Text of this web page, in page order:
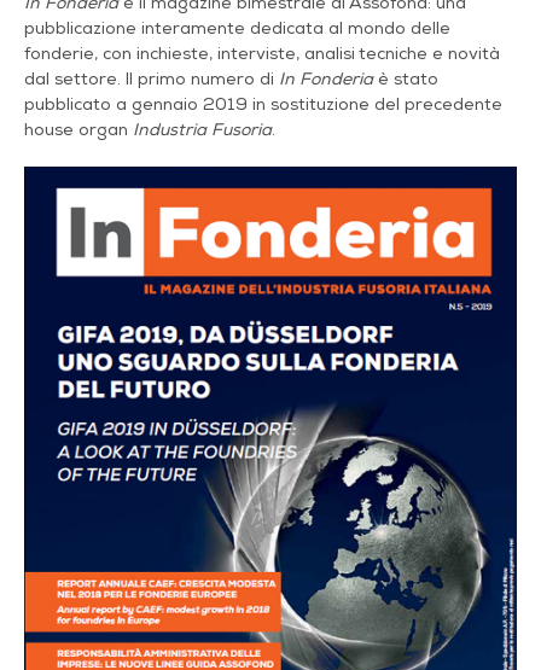
pubblicazione interamente dedicata al mondo delle
fonderie, con inchieste, interviste, analisi tecniche e novità
dal settore. Il primo numero di In Fonderiaè stato
pubblicato a gennaio 2019 in sostituzione del precedente
house organ Industria Fusoria.